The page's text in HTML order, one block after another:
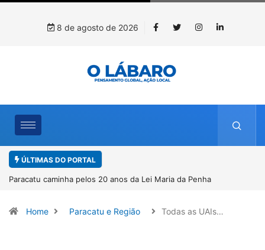
8 de agosto de 2026
ÚLTIMAS DO PORTAL
Projeto CUTUCAR abre nova edição e semeia o futuro
Home Paracatu e Região Todas as UAIs…